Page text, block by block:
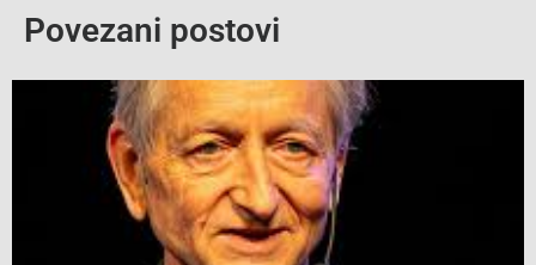
Povezani postovi